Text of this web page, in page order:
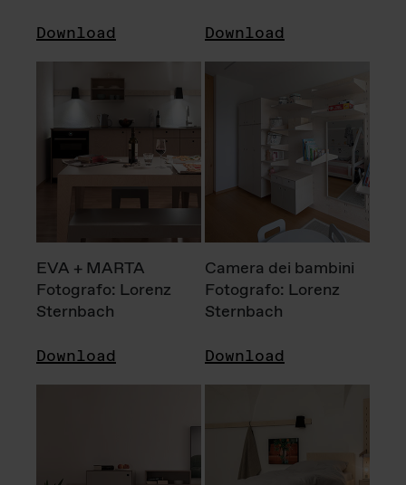
Download Download
EVA + MARTA
Fotografo: Lorenz
Sternbach
Download
Camera dei bambini
Fotografo: Lorenz
Sternbach
Download